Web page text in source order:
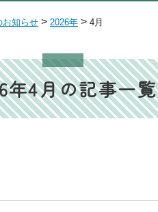
お知らせ > 2026年 > 4月
年4月の記事一覧